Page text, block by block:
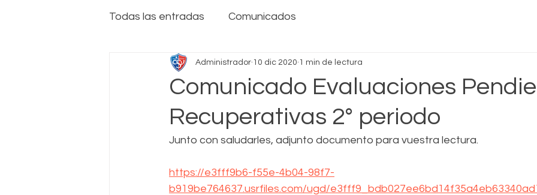
Todas las entradas Comunicados
Comunicado Evaluaciones
Recuperativas 2° periodo
Administrador 10 dic 2020 1 min de lectura
Junto con saludarles, adjunto documento para vuestra lectura.
https://e3fff9b6-f55e-4b04-98f7-
b919be764637.usrfiles.com/ugd/